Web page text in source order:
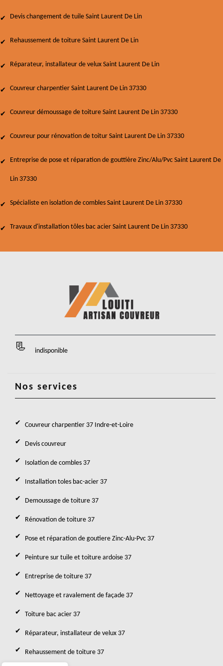
Devis changement de tuile Saint Laurent De Lin
Rehaussement de toiture Saint Laurent De Lin
Réparateur, installateur de velux Saint Laurent De Lin
Couvreur charpentier Saint Laurent De Lin 37330
Couvreur démoussage de toiture Saint Laurent De Lin 37330
Couvreur pour rénovation de toitur Saint Laurent De Lin 37330
Entreprise de pose et réparation de gouttière Zinc/Alu/Pvc Saint Laurent De
Lin 37330
Spécialiste en isolation de combles Saint Laurent De Lin 37330
Travaux d'installation tôles bac acier Saint Laurent De Lin 37330
indisponible
Nos services
Couvreur charpentier 37 Indre-et-Loire
Devis couvreur
Isolation de combles 37
Installation toles bac-acier 37
Demoussage de toiture 37
Rénovation de toiture 37
Pose et réparation de goutiere Zinc-Alu-Pvc 37
Peinture sur tuile et toiture ardoise 37
Entreprise de toiture 37
Nettoyage et ravalement de façade 37
Toiture bac acier 37
Réparateur, installateur de velux 37
Rehaussement de toiture 37